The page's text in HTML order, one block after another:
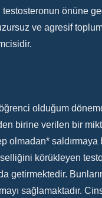
önüne
ve agresif
olduğum
birine verilen bir
olmadan* saldırmaya
körükleyen
getirmektedir.
sağlamaktadır.